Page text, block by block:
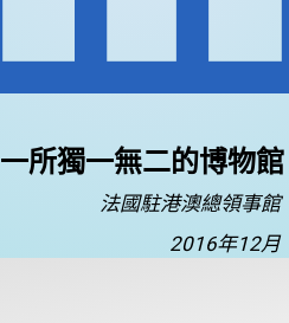
一所獨一無二的博物館
法國駐港澳總領事館
2016年12月